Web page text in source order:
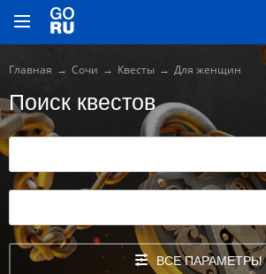
Главная Сочи Квесты Для женщин
Поиск квестов
ВСЕ ПАРАМЕТРЫ